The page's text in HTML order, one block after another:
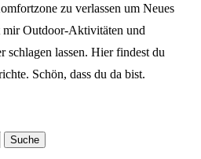
zu verlassen um Neues
mir Outdoor-Aktivitäten und
schlagen lassen. Hier findest du
Schön, dass du da bist.